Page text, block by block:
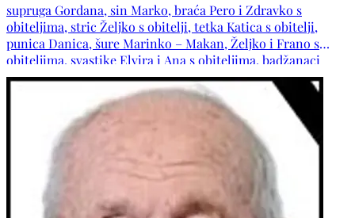
supruga Gordana, sin Marko, braća Pero i Zdravko s
obiteljima, stric Željko s obitelji, tetka Katica s obitelji,
punica Danica, šure Marinko – Makan, Željko i Frano s
obiteljima, svastike Elvira i Ana s obiteljima, badžanaci
Mišo i Dobroslav – Dado, obitelji: Bator, Crnjac, Zrnić,
Ciprić, Rajković, Kutle, Šušak, Klajić, Dumančić, Zlomislić
te ostala mnogobrojna rodbina, kumovi i prijatelji.